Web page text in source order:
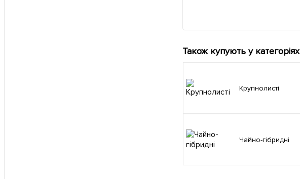
Також купують у категоріях
Крупнолисті
Чайно-гібридні